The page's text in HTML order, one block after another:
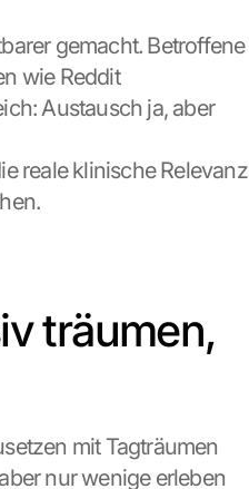
gemacht. Betroffene
wie Reddit
Austausch ja, aber
reale klinische Relevanz
träumen,
mit Tagträumen
nur wenige erleben